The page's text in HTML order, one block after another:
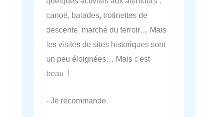
canoë, balades, trotinettes de
descente, marché du terroir… Mais
les visites de sites historiques sont
un peu éloignées… Mais c'est
beau !
- Je recommande.